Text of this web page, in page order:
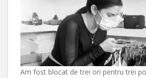
Am fost blocat de trei ori pentru trei